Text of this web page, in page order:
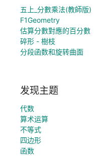
五上_分數乘法(教師版)
F1Geometry
估算分數對應的百分數
碎形 - 樹枝
分段函数和旋转曲面
发现主题
代数
算术运算
不等式
四边形
函数